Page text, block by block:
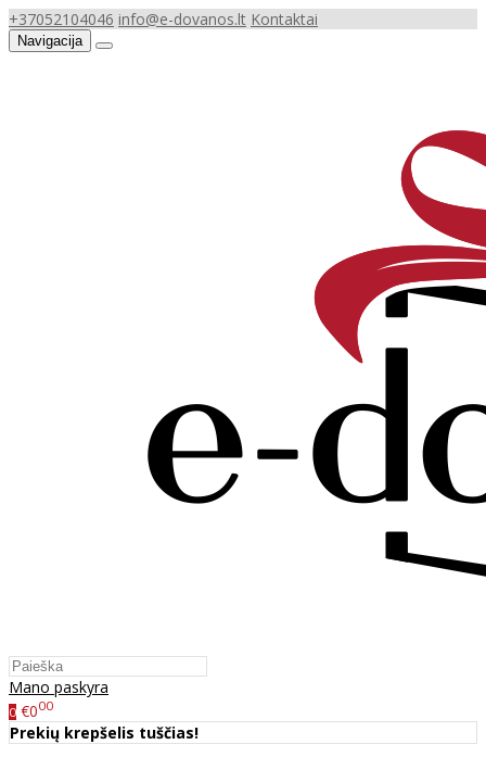
+37052104046 info@e-dovanos.lt Kontaktai
Navigacija
Mano paskyra
0 €000
Prekių krepšelis tuščias!